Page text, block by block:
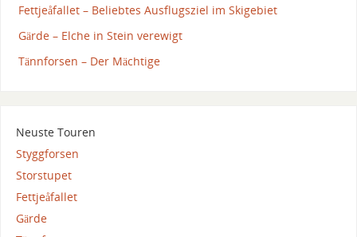
Fettjeåfallet – Beliebtes Ausflugsziel im Skigebiet
Gärde – Elche in Stein verewigt
Tännforsen – Der Mächtige
Neuste Touren
Styggforsen
Storstupet
Fettjeåfallet
Gärde